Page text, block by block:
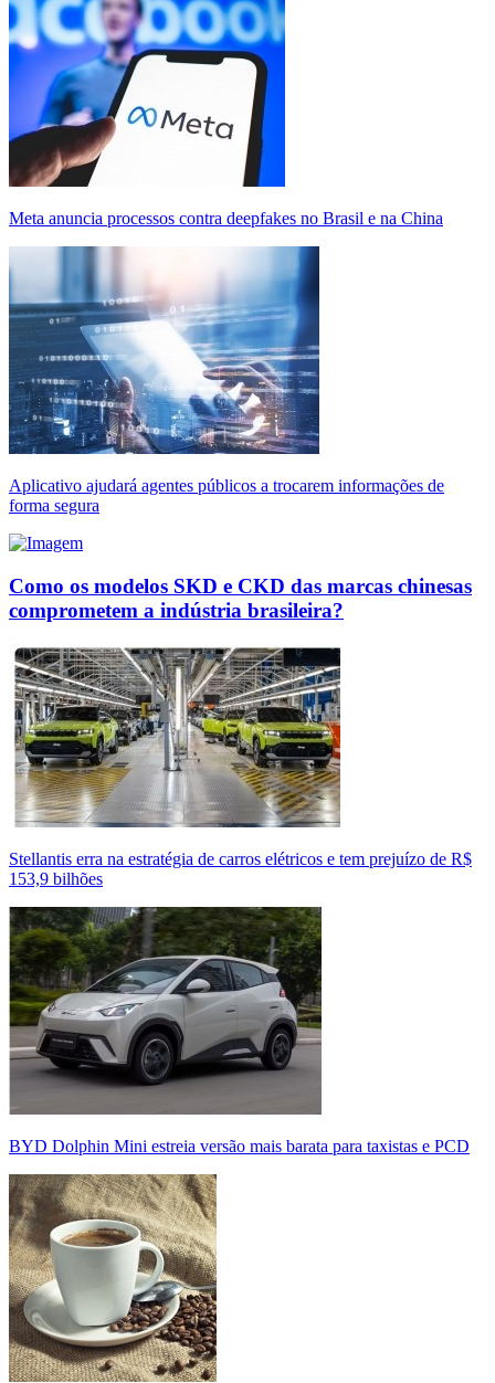
Meta anuncia processos contra deepfakes no Brasil e na China
Aplicativo ajudará agentes públicos a trocarem informações de
forma segura
Como os modelos SKD e CKD das marcas chinesas
comprometem a indústria brasileira?
Stellantis erra na estratégia de carros elétricos e tem prejuízo de R$
153,9 bilhões
BYD Dolphin Mini estreia versão mais barata para taxistas e PCD